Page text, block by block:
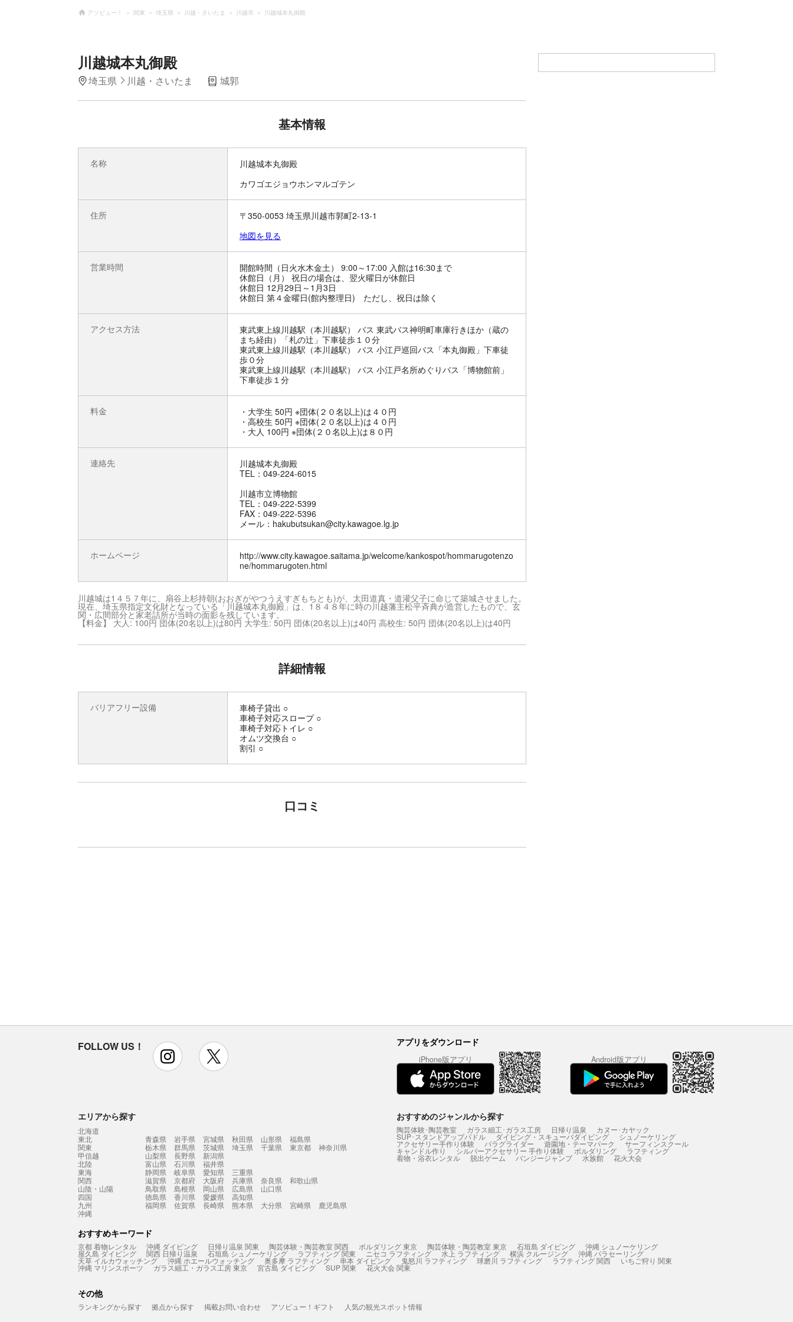
アソビュー！ 関東 埼玉県 川越・さいたま 川越市 川越城本丸御殿
川越城本丸御殿
埼玉県 川越・さいたま 城郭
基本情報
名称
川越城本丸御殿
カワゴエジョウホンマルゴテン
住所
〒350-0053 埼玉県川越市郭町2-13-1
地図を見る
営業時間
開館時間（日火水木金土） 9:00～17:00 入館は16:30まで
休館日（月） 祝日の場合は、翌火曜日が休館日
休館日 12月29日～1月3日
休館日 第４金曜日(館内整理日) ただし、祝日は除く
アクセス方法
東武東上線川越駅（本川越駅） バス 東武バス神明町車庫行きほか（蔵の
まち経由）「札の辻」下車徒歩１０分
東武東上線川越駅（本川越駅） バス 小江戸巡回バス「本丸御殿」下車徒
歩０分
東武東上線川越駅（本川越駅） バス 小江戸名所めぐりバス「博物館前」
下車徒歩１分
料金
・大学生 50円 ※団体(２０名以上)は４０円
・高校生 50円 ※団体(２０名以上)は４０円
・大人 100円 ※団体(２０名以上)は８０円
連絡先
川越城本丸御殿
TEL：049-224-6015
川越市立博物館
TEL：049-222-5399
FAX：049-222-5396
メール：hakubutsukan@city.kawagoe.lg.jp
ホームページ
http://www.city.kawagoe.saitama.jp/welcome/kankospot/hommarugotenzo
ne/hommarugoten.html
川越城は1４５７年に、扇谷上杉持朝(おおぎがやつうえすぎもちとも)が、太田道真・道灌父子に命じて築城させました。
現在、埼玉県指定文化財となっている「川越城本丸御殿」は、1８４８年に時の川越藩主松平斉典が造営したもので、玄
関・広間部分と家老詰所が当時の面影を残しています。
【料金】 大人: 100円 団体(20名以上)は80円 大学生: 50円 団体(20名以上)は40円 高校生: 50円 団体(20名以上)は40円
詳細情報
バリアフリー設備
車椅子貸出 ○
車椅子対応スロープ ○
車椅子対応トイレ ○
オムツ交換台 ○
割引 ○
口コミ
FOLLOW US！ instagram アプリをダウンロード
iPhone版アプリ Android版アプリ
エリアから探す
北海道
東北
青森県 岩手県 宮城県 秋田県 山形県
福島県
関東
栃木県 群馬県 茨城県 埼玉県 千葉県 東京都
神奈川県
甲信越
山梨県 長野県
新潟県
北陸
富山県 石川県
福井県
東海
静岡県 岐阜県 愛知県
三重県
関西
滋賀県 京都府 大阪府 兵庫県 奈良県
和歌山県
山陰・山陽
鳥取県 島根県 岡山県 広島県
山口県
四国
徳島県 香川県 愛媛県
高知県
九州
福岡県 佐賀県 長崎県 熊本県 大分県 宮崎県
鹿児島県
沖縄
おすすめのジャンルから探す
陶芸体験･陶芸教室 ガラス細工･ガラス工房 日帰り温泉 カヌー･カヤック
SUP･スタンドアップパドル ダイビング・スキューバダイビング シュノーケリング
アクセサリー手作り体験 パラグライダー 遊園地・テーマパーク サーフィンスクール
キャンドル作り シルバーアクセサリー 手作り体験 ボルダリング ラフティング
着物・浴衣レンタル 脱出ゲーム バンジージャンプ 水族館 花火大会
おすすめキーワード
京都 着物レンタル 沖縄 ダイビング 日帰り温泉 関東 陶芸体験・陶芸教室 関西 ボルダリング 東京 陶芸体験・陶芸教室 東京 石垣島 ダイビング 沖縄 シュノーケリング
屋久島 ダイビング 関西 日帰り温泉 石垣島 シュノーケリング ラフティング 関東 ニセコ ラフティング 水上 ラフティング 横浜 クルージング 沖縄 パラセーリング
天草 イルカウォッチング 沖縄 ホエールウォッチング 奥多摩 ラフティング 串本 ダイビング 鬼怒川 ラフティング 球磨川 ラフティング ラフティング 関西 いちご狩り 関東
沖縄 マリンスポーツ ガラス細工・ガラス工房 東京 宮古島 ダイビング SUP 関東 花火大会 関東
その他
ランキングから探す 拠点から探す 掲載お問い合わせ アソビュー！ギフト 人気の観光スポット情報